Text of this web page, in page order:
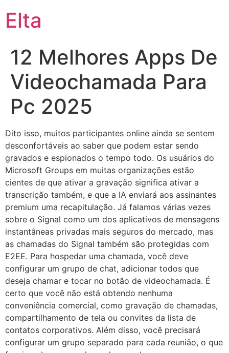
Elta
12 Melhores Apps De
Videochamada Para
Pc 2025
Dito isso, muitos participantes online ainda se sentem
desconfortáveis ao saber que podem estar sendo
gravados e espionados o tempo todo. Os usuários do
Microsoft Groups em muitas organizações estão
cientes de que ativar a gravação significa ativar a
transcrição também, e que a IA enviará aos assinantes
premium uma recapitulação. Já falamos várias vezes
sobre o Signal como um dos aplicativos de mensagens
instantâneas privadas mais seguros do mercado, mas
as chamadas do Signal também são protegidas com
E2EE. Para hospedar uma chamada, você deve
configurar um grupo de chat, adicionar todos que
deseja chamar e tocar no botão de videochamada. É
certo que você não está obtendo nenhuma
conveniência comercial, como gravação de chamadas,
compartilhamento de tela ou convites da lista de
contatos corporativos. Além disso, você precisará
configurar um grupo separado para cada reunião, o que